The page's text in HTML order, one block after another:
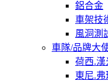
鋁合金
車架技
風洞測
車隊/品牌大
荷西.漢
東尼.弗